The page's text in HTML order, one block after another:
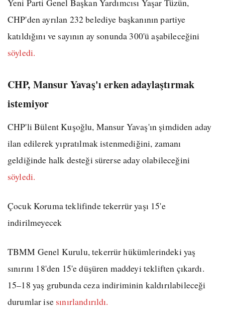
Yeni Parti Genel Başkan Yardımcısı Yaşar Tüzün,
CHP'den ayrılan 232 belediye başkanının partiye
katıldığını ve sayının ay sonunda 300'ü aşabileceğini
söyledi.
CHP, Mansur Yavaş'ı erken adaylaştırmak
istemiyor
CHP'li Bülent Kuşoğlu, Mansur Yavaş'ın şimdiden aday
ilan edilerek yıpratılmak istenmediğini, zamanı
geldiğinde halk desteği sürerse aday olabileceğini
söyledi.
Çocuk Koruma teklifinde tekerrür yaşı 15'e
indirilmeyecek
TBMM Genel Kurulu, tekerrür hükümlerindeki yaş
sınırını 18'den 15'e düşüren maddeyi tekliften çıkardı.
15–18 yaş grubunda ceza indiriminin kaldırılabileceği
durumlar ise sınırlandırıldı.